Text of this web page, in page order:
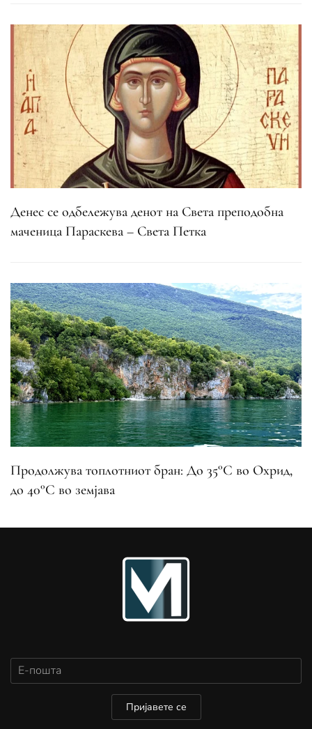
Денес се одбележува денот на Света преподобна
маченица Параскева – Света Петка
Продолжува топлотниот бран: До 35°C во Охрид,
до 40°C во земјава
Пријавете се